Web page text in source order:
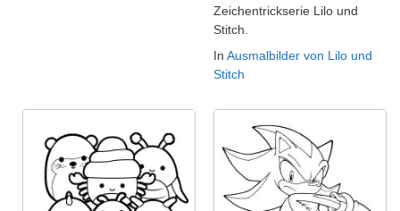
Zeichentrickserie Lilo und
Stitch.
In Ausmalbilder von Lilo und
Stitch